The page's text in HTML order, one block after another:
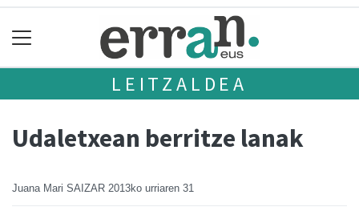
LEITZALDEA
Udaletxean berritze lanak
Juana Mari SAIZAR 2013ko urriaren 31